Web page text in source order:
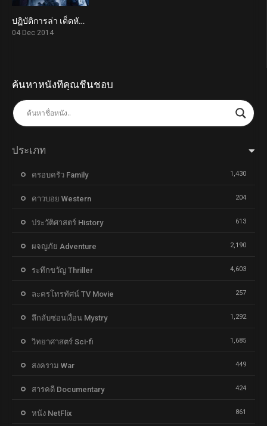
4.4
ปฏิบัติการล่า เด็ดหัวคู่อาฆาต Dying of the Light (2014)
04 Dec 2014
ค้นหาหนังที่คุณชื่นชอบ
ประเภท
ครอบครัว Family 1,430
คาวบอย Western 204
ประวัติศาสตร์ History 613
ผจญภัย Adventure 2,190
ระทึกขวัญ Thriller 4,603
ละครโทรทัศน์ TV Movie 257
ลึกลับซ่อนเงื่อน Mystry 1,292
วิทยาศาสตร์ Sci-fi 1,685
สงคราม War 449
สารคดี Documentary 424
หนัง NetFlix 861